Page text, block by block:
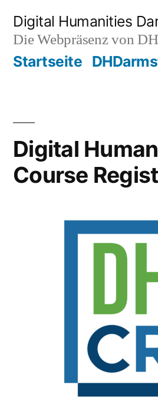
Inhalt
springen
Digital Humanities
Die Webpräsenz von
Startseite
Digital
Course